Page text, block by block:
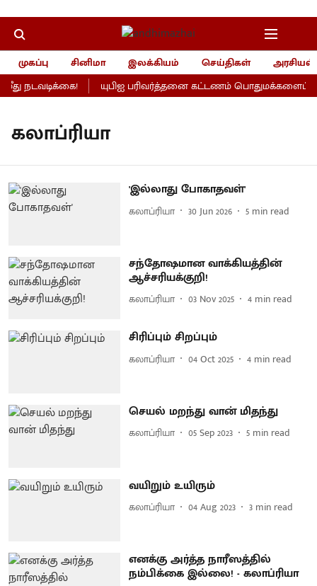
முகப்பு சினிமா இலக்கியம் செய்திகள்
அரசியல்
நடவடிக்கை!
யுபிஐ பரிவர்த்தனை கட்டணம் பொதுமக்களைப்
கலாப்ரியா
'இல்லாது போகாதவள்'
கலாப்ரியா 30 Jun 2026 5 min read
சந்தோஷமான வாக்கியத்தின்
ஆச்சரியக்குறி!
கலாப்ரியா 03 Nov 2025 4 min read
சிரிப்பும் சிறப்பும்
கலாப்ரியா 04 Oct 2025 4 min read
செயல் மறந்து வான் மிதந்து
கலாப்ரியா 05 Sep 2023 5 min read
வயிறும் உயிரும்
கலாப்ரியா 04 Aug 2023 3 min read
எனக்கு அர்த்த நாரீஸத்தில்
நம்பிக்கை இல்லை! - கலாப்ரியா